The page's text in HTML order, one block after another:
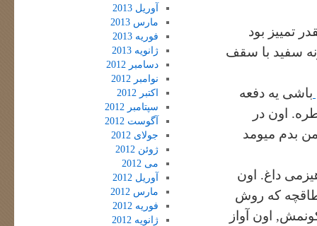
تمییز بود
سفید با سقف
باشی یه دفعه
اون در
بدم میومد
داغ. اون
که روش
اون آواز
آوریل 2013
مارس 2013
فوریه 2013
ژانویه 2013
دسامبر 2012
نوامبر 2012
اکتبر 2012
سپتامبر 2012
آگوست 2012
جولای 2012
ژوئن 2012
می 2012
آوریل 2012
مارس 2012
فوریه 2012
ژانویه 2012